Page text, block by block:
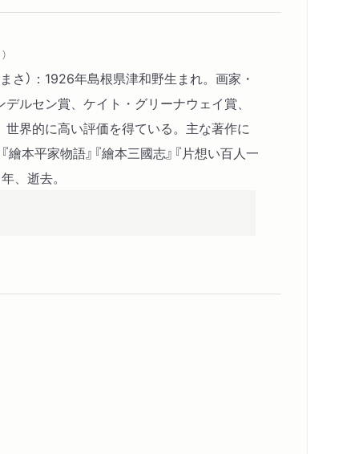
）
さ）：1926年島根県津和野生まれ。画家・
ルセン賞、ケイト・グリーナウェイ賞、
界的に高い評価を得ている。主な著作に
繪本平家物語』『繪本三國志』『片想い百人一
、逝去。